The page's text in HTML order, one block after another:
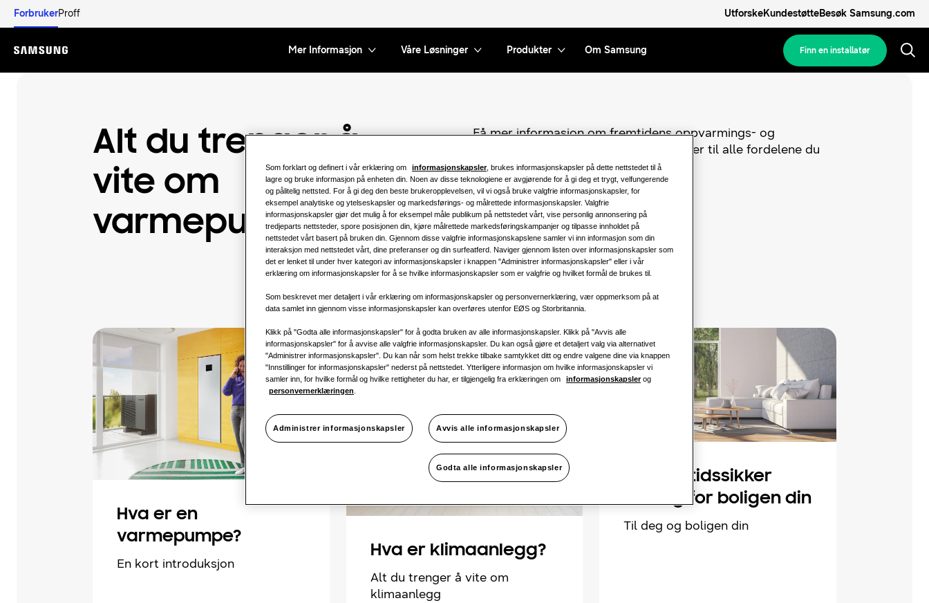
ForbrukerProff UtforskeKundestøtteBesøk Samsung.com
Menu
Mer Informasjon Våre Løsninger Produkter Om Samsung Finn en installatør
Alt du trenger å
vite om
varmepumper.
Få mer informasjon om fremtidens oppvarmings- og
kjøleteknologi, fra hvordan det fungerer til alle fordelene du
får.
Hva er en
varmepumpe?
En kort introduksjon
Hva er klimaanlegg?
Alt du trenger å vite om
klimaanlegg
En fremtidssikker
løsning for boligen din
Til deg og boligen din
Som forklart og definert i vår erklæring om informasjonskapsler, brukes informasjonskapsler på dette nettstedet til å
lagre og bruke informasjon på enheten din. Noen av disse teknologiene er avgjørende for å gi deg et trygt, velfungerende
og pålitelig nettsted. For å gi deg den beste brukeropplevelsen, vil vi også bruke valgfrie informasjonskapsler, for
eksempel analytiske og ytelseskapsler og markedsførings- og målrettede informasjonskapsler. Valgfrie
informasjonskapsler gjør det mulig å for eksempel måle publikum på nettstedet vårt, vise personlig annonsering på
tredjeparts nettsteder, spore posisjonen din, kjøre målrettede markedsføringskampanjer og tilpasse innholdet på
nettstedet vårt basert på bruken din. Gjennom disse valgfrie informasjonskapslene samler vi inn informasjon som din
interaksjon med nettstedet vårt, dine preferanser og din surfeatferd. Naviger gjennom listen over informasjonskapsler som
det er lenket til under hver kategori av informasjonskapsler i knappen "Administrer informasjonskapsler" eller i vår
erklæring om informasjonskapsler for å se hvilke informasjonskapsler som er valgfrie og hvilket formål de brukes til.
Som beskrevet mer detaljert i vår erklæring om informasjonskapsler og personvernerklæring, vær oppmerksom på at
data samlet inn gjennom visse informasjonskapsler kan overføres utenfor EØS og Storbritannia.
Klikk på "Godta alle informasjonskapsler" for å godta bruken av alle informasjonskapsler. Klikk på "Avvis alle
informasjonskapsler" for å avvise alle valgfrie informasjonskapsler. Du kan også gjøre et detaljert valg via alternativet
"Administrer informasjonskapsler". Du kan når som helst trekke tilbake samtykket ditt og endre valgene dine via knappen
"Innstillinger for informasjonskapsler" nederst på nettstedet. Ytterligere informasjon om hvilke informasjonskapsler vi
samler inn, for hvilke formål og hvilke rettigheter du har, er tilgjengelig fra erklæringen om
informasjonskapslerog
personvernerklæringen
Administrer informasjonskapsler Avvis alle informasjonskapsler
Godta alle informasjonskapsler